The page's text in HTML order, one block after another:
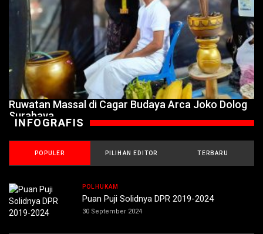
Ruwatan Massal di Cagar Budaya Arca Joko Dolog
Surabaya
INFOGRAFIS
POPULER PILIHAN EDITOR TERBARU
POLHUKAM
Puan Puji Solidnya DPR 2019-2024
30 September 2024